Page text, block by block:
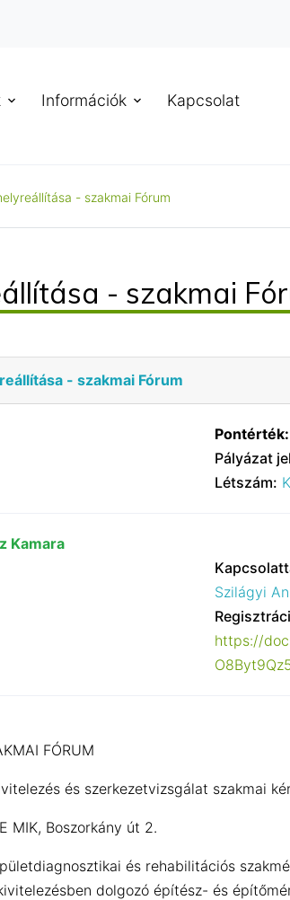
Információk Kapcsolat
- szakmai Fórum
- szakmai
- szakmai Fórum
Pontérték:
Pályázat
Létszám:
Kamara
Szilágyi
https://
FÓRUM
és szerkezetvizsgálat szakmai
MIK, Boszorkány út 2.
és rehabilitációs
dolgozó építész- és